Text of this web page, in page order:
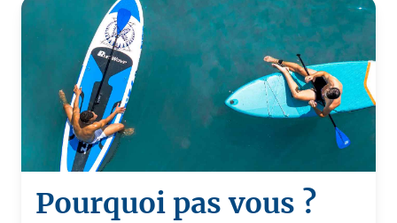
Pourquoi pas vous ?